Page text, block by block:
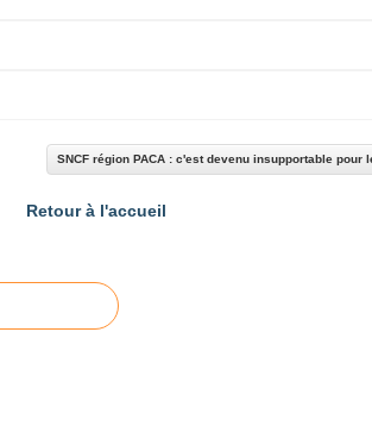
SNCF région PACA : c'est devenu insupportable pour
Retour à l'accueil